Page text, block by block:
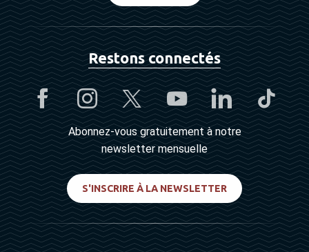
Restons connectés
Abonnez-vous gratuitement à notre
newsletter mensuelle
S'INSCRIRE À LA NEWSLETTER